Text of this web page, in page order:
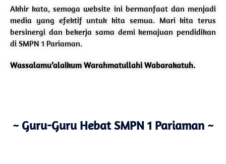
Akhir kata, semoga website ini bermanfaat dan menjadi
media yang efektif untuk kita semua. Mari kita terus
bersinergi dan bekerja sama demi kemajuan pendidikan
di SMPN 1 Pariaman.
Wassalamu’alaikum Warahmatullahi Wabarakatuh.
~ Guru-Guru Hebat SMPN 1 Pariaman ~